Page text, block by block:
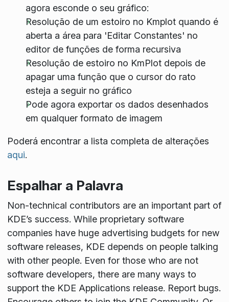
agora esconde o seu gráfico:
Resolução de um estoiro no Kmplot quando é
aberta a área para 'Editar Constantes' no
editor de funções de forma recursiva
Resolução de estoiro no KmPlot depois de
apagar uma função que o cursor do rato
esteja a seguir no gráfico
Pode agora exportar os dados desenhados
em qualquer formato de imagem
Poderá encontrar a lista completa de alterações
aqui.
Espalhar a Palavra
Non-technical contributors are an important part of
KDE’s success. While proprietary software
companies have huge advertising budgets for new
software releases, KDE depends on people talking
with other people. Even for those who are not
software developers, there are many ways to
support the KDE Applications release. Report bugs.